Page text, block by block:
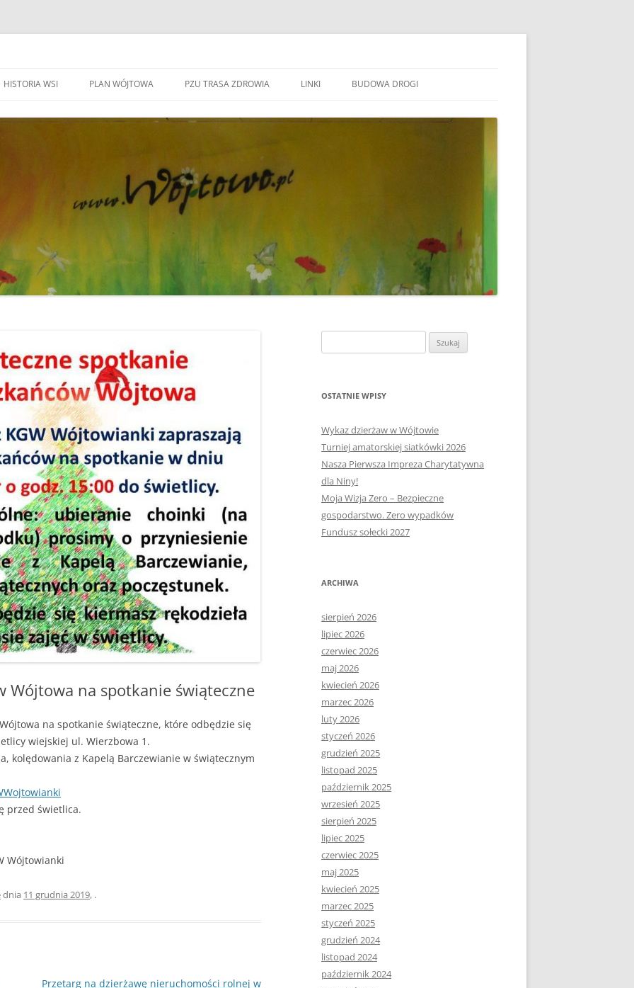
ŚMIECI
HISTORIA WSI
KAPLICZKI I KRZYŻE W WÓJTOWIE
ZWIĄZANI Z WÓJOWEM
BO JESTEM STĄD
WÓJTOWO PO RAZ DRUGI
ODKRYTE
KOŚCIUSZKOWCY Z WÓJTOWA
SIÓDMY ŻOŁNIERZ
…ALE NA GROCHÓWKĘ
POJECHALIŚMY
PLAN WÓJTOWA PZU TRASA ZDROWIA LINKI
OLSZTYN
GMINA BARCZEWO DYŻURY RADNYCH
E-MAPA BARCZEWA
SOŁECTWO NIKIELKOWO
BUDOWA DROGI
Wójtowa na spotkanie świąteczne
na spotkanie świąteczne, które odbędzie się
wiejskiej ul. Wierzbowa 1.
kolędowania z Kapelą Barczewianie w świątecznym
przed świetlica.
Wójtowianki
dnia 11 grudnia 2019, .
Przetarg na dzierżawę nieruchomości rolnej w
OSTATNIE WPISY
Wykaz dzierżaw w Wójtowie
Turniej amatorskiej siatkówki 2026
Nasza Pierwsza Impreza Charytatywna
dla Niny!
Moja Wizja Zero – Bezpieczne
gospodarstwo. Zero wypadków
Fundusz sołecki 2027
ARCHIWA
sierpień 2026
lipiec 2026
czerwiec 2026
maj 2026
kwiecień 2026
marzec 2026
luty 2026
styczeń 2026
grudzień 2025
listopad 2025
październik 2025
wrzesień 2025
sierpień 2025
lipiec 2025
czerwiec 2025
maj 2025
kwiecień 2025
marzec 2025
styczeń 2025
grudzień 2024
listopad 2024
październik 2024